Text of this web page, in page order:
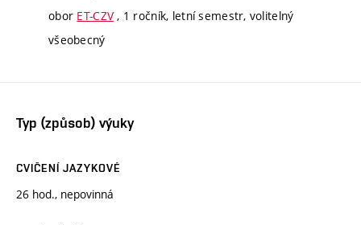
obor ET-CZV , 1 ročník, letní semestr, volitelný
všeobecný
Typ (způsob) výuky
CVIČENÍ JAZYKOVÉ
26 hod., nepovinná